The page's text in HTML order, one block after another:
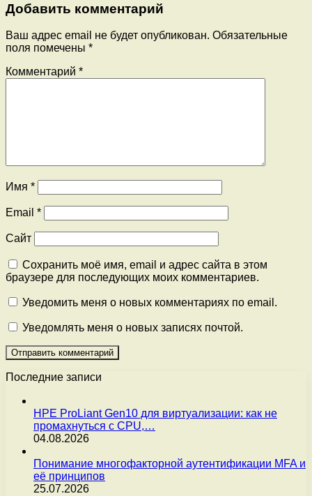
Добавить комментарий
Ваш адрес email не будет опубликован. Обязательные
поля помечены *
Комментарий *
Имя *
Email *
Сайт
Сохранить моё имя, email и адрес сайта в этом
браузере для последующих моих комментариев.
Уведомить меня о новых комментариях по email.
Уведомлять меня о новых записях почтой.
Последние записи
HPE ProLiant Gen10 для виртуализации: как не
промахнуться с CPU,…
04.08.2026
Понимание многофакторной аутентификации MFA и
её принципов
25.07.2026